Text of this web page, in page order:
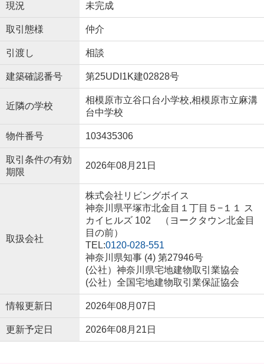
現況 未完成
取引態様 仲介
引渡し 相談
建築確認番号 第25UDI1K建02828号
近隣の学校
相模原市立谷口台小学校,相模原市立麻溝
台中学校
物件番号 103435306
取引条件の有効
期限
2026年08月21日
取扱会社
株式会社リビングボイス
神奈川県平塚市北金目１丁目５−１１ ス
カイヒルズ 102 （ヨークタウン北金目
目の前）
TEL:0120-028-551
神奈川県知事 (4) 第27946号
(公社）神奈川県宅地建物取引業協会
(公社）全国宅地建物取引業保証協会
情報更新日 2026年08月07日
更新予定日 2026年08月21日